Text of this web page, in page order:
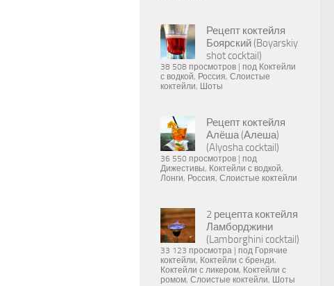
Рецепт коктейля
Боярский (Boyarskiy
shot cocktail)
38 508 просмотров под Коктейли
с водкой, Россия, Слоистые
коктейли, Шоты
Рецепт коктейля
Алёша (Алеша)
(Alyosha cocktail)
36 550 просмотров
под
Дижестивы, Коктейли с водкой,
Лонги, Россия, Слоистые коктейли
2 рецепта коктейля
Ламборджини
(Lamborghini cocktail)
33 123 просмотра под Горячие
коктейли, Коктейли с бренди,
Коктейли с ликером, Коктейли с
ромом, Слоистые коктейли, Шоты